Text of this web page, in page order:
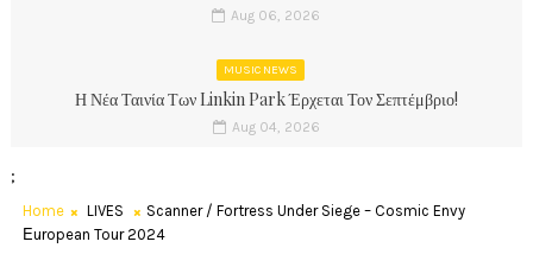
Aug 06, 2026
MUSIC NEWS
Η Νέα Ταινία Των Linkin Park Έρχεται Τον Σεπτέμβριο!
Aug 04, 2026
;
Home LIVES
Scanner / Fortress Under Siege – Cosmic Envy
Εuropean Tour 2024